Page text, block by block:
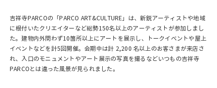
吉祥寺PARCOの「PARCO ART&CULTURE」は、新鋭アーティストや地域
に根付いたクリエイターなど総勢150名以上のアーティストが参加しまし
た。建物内外問わず10箇所以上にアートを展示し、トークイベントや屋上
イベントなどを計5回開催。会期中は計 2,200 名以上のお客さまが来店さ
れ、入口のモニュメントやアート展示の写真を撮るなどいつもの吉祥寺
PARCOとは違った風景が見られました。